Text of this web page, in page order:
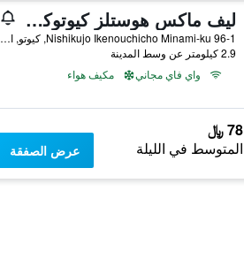
ليف ماكس هوستلز كيوتوكيماي
96-1 Nishikujo Ikenouchicho Minami-ku, كيوتو, اليابان
2.9 كيلومتر عن وسط المدينة
واي فاي مجاني
مكيف هواء
78 ﷼
المتوسط في الليلة عرض الصفقة